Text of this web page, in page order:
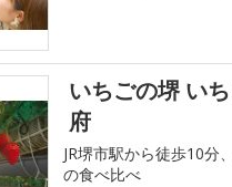
いちごの堺 い
府
JR堺市駅から徒歩10分
の食べ比べ